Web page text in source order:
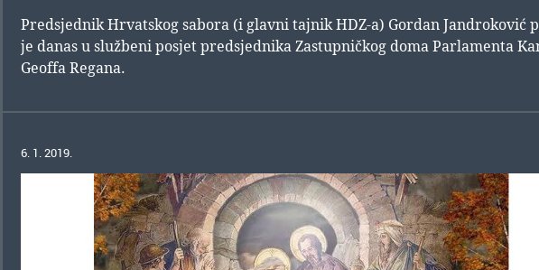
Predsjednik Hrvatskog sabora (i glavni tajnik HDZ-a) Gordan Jandroković
je danas u službeni posjet predsjednika Zastupničkog doma Parlamenta
Geoffa Regana.
6. 1. 2019.